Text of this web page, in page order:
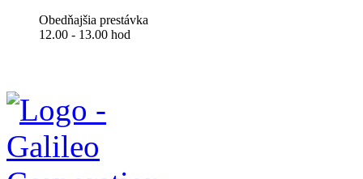
Obedňajšia prestávka
12.00 - 13.00 hod